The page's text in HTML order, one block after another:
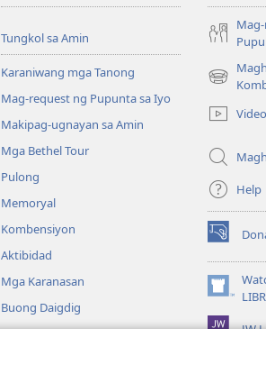
Tungkol sa Amin
Karaniwang mga Tanong
Mag-request ng Pupunta sa Iyo
Makipag-ugnayan sa Amin
Mga Bethel Tour
Pulong
Memoryal
Kombensiyon
Aktibidad
Mga Karanasan
Buong Daigdig
(may
na
window)
Video
Help
(may
bubukas
na
bagong
(may
bubukas
na
JW